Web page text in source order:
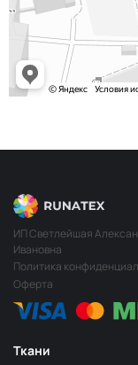
Яр. фиолет
Баклажан
Т. фиолет
Пудровый
Св. Фуксия
Ткани
ИП Светлейшая
Ивановна
Политика
Оферта